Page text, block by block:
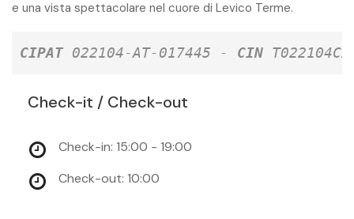
e una vista spettacolare nel cuore di Levico Terme.
CIPAT 022104-AT-017445 - CIN
Check-it / Check-out
Check-in: 15:00 - 19:00
Check-out: 10:00